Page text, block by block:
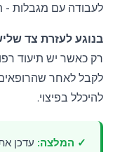
לעבודה עם מגבלות -
בנוגע לעזרת צד
רק כאשר יש תיעוד
לקבל לאחר
להיכלל בפיצוי.
✓ המלצה: עדכן